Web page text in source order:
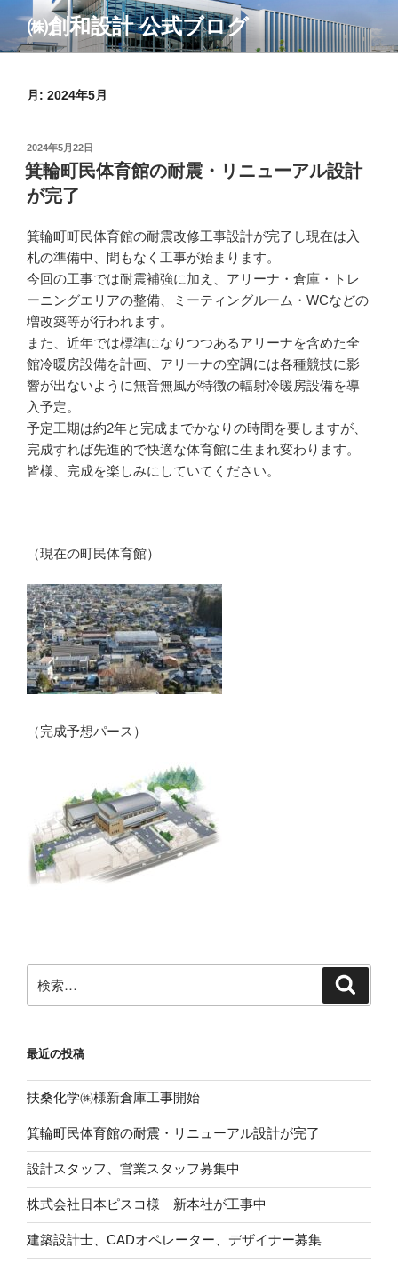
テ
㈱創和設計 公式ブログ
月: 2024年5月
投
稿
日:
2024年5月22日
箕輪町民体育館の耐震・リニューアル設計
が完了
箕輪町町民体育館の耐震改修工事設計が完了し現在は入
札の準備中、間もなく工事が始まります。
今回の工事では耐震補強に加え、アリーナ・倉庫・トレ
ーニングエリアの整備、ミーティングルーム・WCなどの
増改築等が行われます。
また、近年では標準になりつつあるアリーナを含めた全
館冷暖房設備を計画、アリーナの空調には各種競技に影
響が出ないように無音無風が特徴の輻射冷暖房設備を導
入予定。
予定工期は約2年と完成までかなりの時間を要しますが、
完成すれば先進的で快適な体育館に生まれ変わります。
皆様、完成を楽しみにしていてください。
（現在の町民体育館）
（完成予想パース）
索:
最近の投稿
扶桑化学㈱様新倉庫工事開始
箕輪町民体育館の耐震・リニューアル設計が完了
設計スタッフ、営業スタッフ募集中
株式会社日本ピスコ様 新本社が工事中
建築設計士、CADオペレーター、デザイナー募集